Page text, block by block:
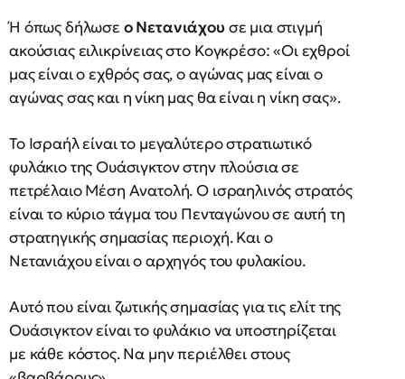
Ή όπως δήλωσε ο Νετανιάχου σε μια στιγμή
ακούσιας ειλικρίνειας στο Κογκρέσο: «Οι εχθροί
μας είναι ο εχθρός σας, ο αγώνας μας είναι ο
αγώνας σας και η νίκη μας θα είναι η νίκη σας».
Το Ισραήλ είναι το μεγαλύτερο στρατιωτικό
φυλάκιο της Ουάσιγκτον στην πλούσια σε
πετρέλαιο Μέση Ανατολή. Ο ισραηλινός στρατός
είναι το κύριο τάγμα του Πενταγώνου σε αυτή τη
στρατηγικής σημασίας περιοχή. Και ο
Νετανιάχου είναι ο αρχηγός του φυλακίου.
Αυτό που είναι ζωτικής σημασίας για τις ελίτ της
Ουάσιγκτον είναι το φυλάκιο να υποστηρίζεται
με κάθε κόστος. Να μην περιέλθει στους